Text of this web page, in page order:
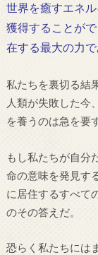
世界を癒すエネ
獲得することが
在する最大の力
私たちを裏切る結
人類が失敗した今
を養うのは急を要
もし私たちが自分
命の意味を発見す
に居住するすべて
のその答えだ。
恐らく私たちには